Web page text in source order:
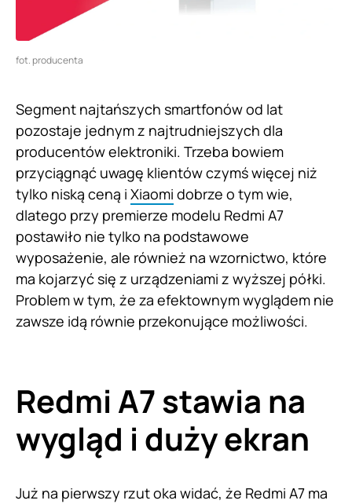
fot. producenta
Segment najtańszych smartfonów od lat
pozostaje jednym z najtrudniejszych dla
producentów elektroniki. Trzeba bowiem
przyciągnąć uwagę klientów czymś więcej niż
tylko niską ceną i Xiaomi dobrze o tym wie,
dlatego przy premierze modelu Redmi A7
postawiło nie tylko na podstawowe
wyposażenie, ale również na wzornictwo, które
ma kojarzyć się z urządzeniami z wyższej półki.
Problem w tym, że za efektownym wyglądem nie
zawsze idą równie przekonujące możliwości.
Redmi A7 stawia na
wygląd i duży ekran
Już na pierwszy rzut oka widać, że Redmi A7 ma